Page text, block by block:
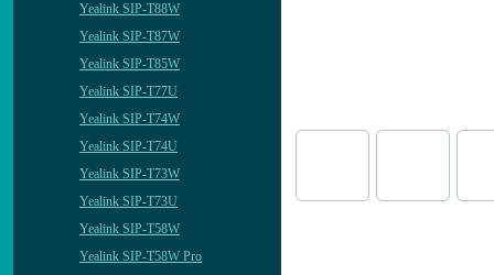
Yealink SIP-T88W
Yealink SIP-T87W
Yealink SIP-T85W
Yealink SIP-T77U
Yealink SIP-T74W
Yealink SIP-T74U
Yealink SIP-T73W
Yealink SIP-T73U
Yealink SIP-T58W
Yealink SIP-T58W Pro